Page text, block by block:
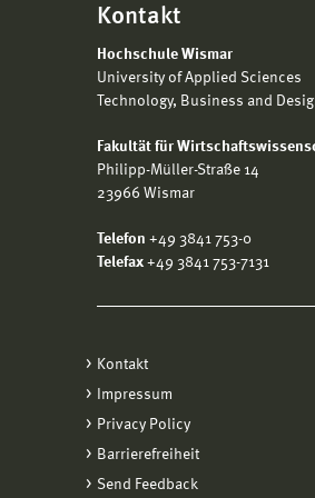
Kontakt
Hochschule Wismar
University of Applied Sciences
Technology, Business and
Fakultät für
Philipp-Müller-Straße 14
23966 Wismar
Telefon +49 3841 753-0
Telefax +49 3841 753-7131
Kontakt
Impressum
Privacy Policy
Barrierefreiheit
Send Feedback